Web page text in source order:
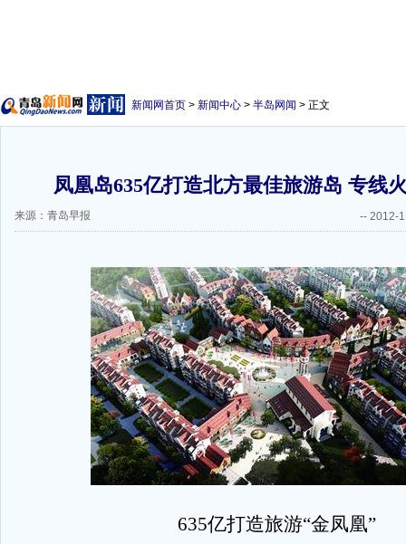
新闻网首页 > 新闻中心 > 半岛网闻 > 正文
凤凰岛635亿打造北方最佳旅游岛 专线
来源：青岛早报 -- 2012-
635亿打造旅游“金凤凰”